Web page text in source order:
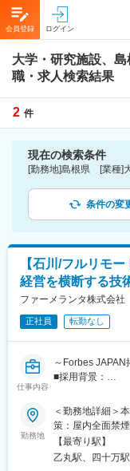
会員登録 ログイン
大学・研究施設、島
職・求人検索結果
2 件
現在の検索条件
条件の変
【石川/フルリモ
経営を横断する技
ファーメランタ株式会社
正社員 転勤なし
仕事内容
～Forbes
■採用背景：
づくり拠点を構
インと外部連携
だ」を担う新規
■ポジション概要
勤務地
＜勤務地詳細＞
策：屋内全面禁
ーク含む）
【最寄り駅】
乙丸駅、四十万